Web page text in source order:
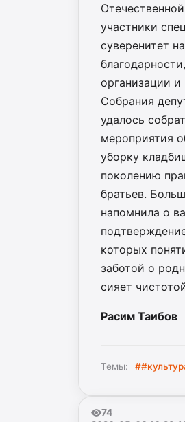
участники
суверенитет
организации
Собрания
удалось
мероприятия
уборку
поколению
братьев.
напомнила о
которых
заботой о
сияет
Расим Таибов
Темы:
74